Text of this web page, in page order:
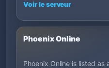
Voir le serveur
Phoenix Online
Phoenix Online is listed as